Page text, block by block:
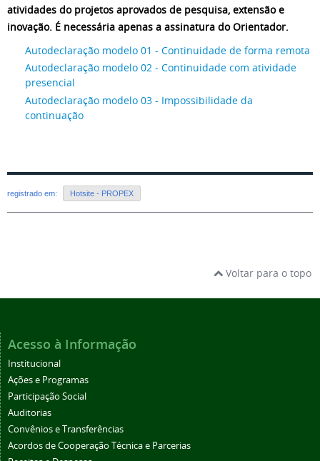
atividades do projetos aprovados de pesquisa, extensão e
inovação. É necessária apenas a assinatura do Orientador.
Autodeclaração modelo 01 - Continuidade de forma remota
Autodeclaração modelo 02 - Continuidade com atividade
presencial
Autodeclaração modelo 03 - Impossibilidade da
continuação
registrado em: Hotsite - PROPEX
Voltar para o topo
Acesso à Informação
Institucional
Ações e Programas
Participação Social
Auditorias
Convênios e Transferências
Acordos de Cooperação Técnica e Parcerias